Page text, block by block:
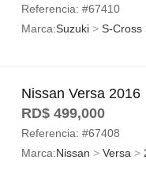
Referencia: #67410
Marca:Suzuki> S-Cross
Nissan Versa 2016
RD$ 499,000
Referencia: #67408
Marca:Nissan > Versa >